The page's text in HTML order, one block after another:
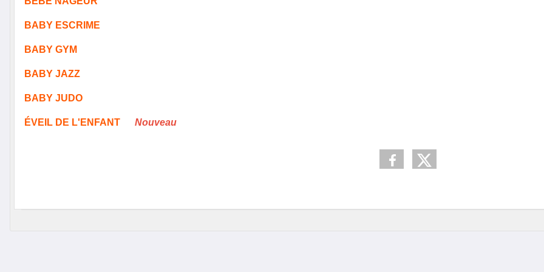
BABY ESCRIME
BABY GYM
BABY JAZZ
BABY JUDO
ÉVEIL DE L'ENFANT Nouveau